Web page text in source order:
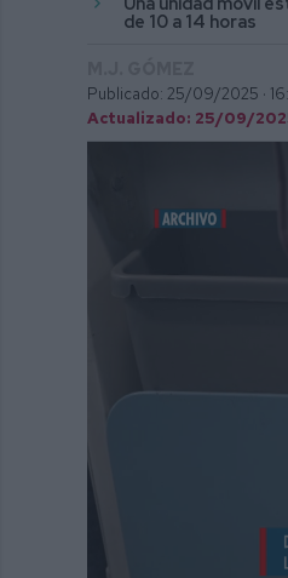
de 10 a 14 horas
Publicado: 25/09/2025 ·
Actualizado: 25/09/